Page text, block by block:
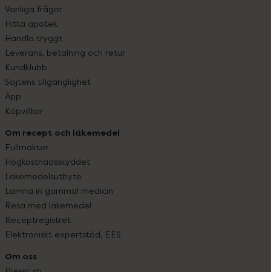
Vanliga frågor
Hitta apotek
Handla tryggt
Leverans, betalning och retur
Kundklubb
Sajtens tillgänglighet
App
Köpvillkor
Om recept och läkemedel
Fullmakter
Högkostnadsskyddet
Läkemedelsutbyte
Lämna in gammal medicin
Resa med läkemedel
Receptregistret
Elektroniskt expertstöd, EES
Om oss